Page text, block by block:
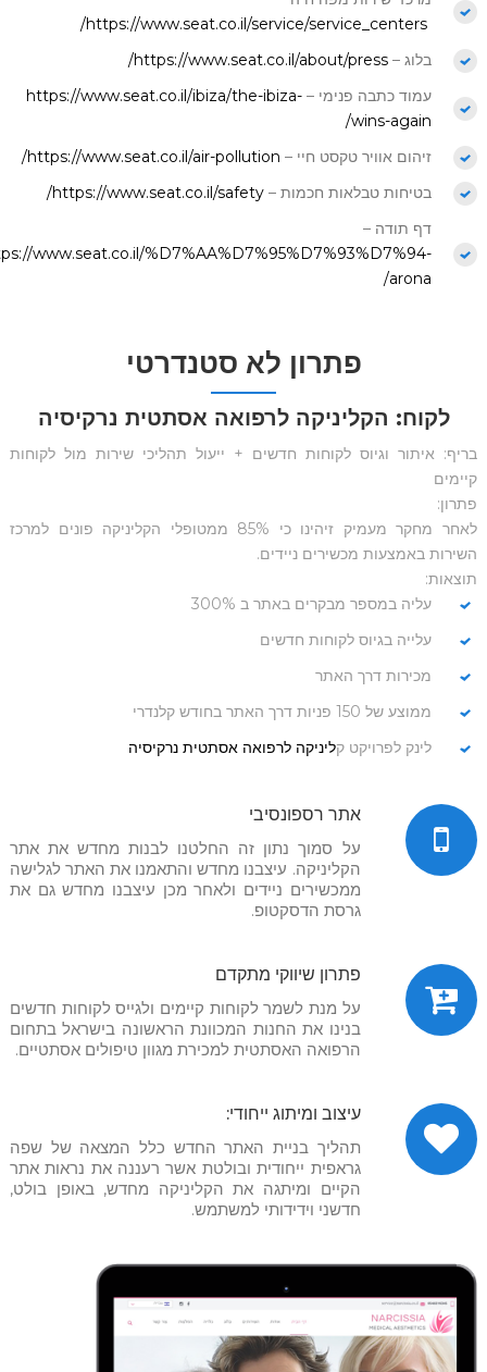
https://www.seat.co.il/service/service_centers/
בלוג – https://www.seat.co.il/about/press/
עמוד כתבה פנימי – https://www.seat.co.il/ibiza/the-ibiza-
wins-again/
זיהום אוויר טקסט חיי – https://www.seat.co.il/air-pollution/
בטיחות טבלאות חכמות –https://www.seat.co.il/safety/
דף תודה –
www.seat.co.il/%D7%AA%D7%95%D7%93%D7%94-
arona/
פתרון לא סטנדרטי
לקוח: הקליניקה לרפואה אסתטית נרקיסיה
בריף: איתור וגיוס לקוחות חדשים + ייעול תהליכי שירות מול לקוחות
קיימים
פתרון:
לאחר מחקר מעמיק זיהינו כי 85% ממטופלי הקליניקה פונים למרכז
השירות באמצעות מכשירים ניידים.
תוצאות:
עליה במספר מבקרים באתר ב 300%
עלייה בגיוס לקוחות חדשים
מכירות דרך האתר
ממוצע של 150 פניות דרך האתר בחודש קלנדרי
לינק לפרויקט קליניקה לרפואה אסתטית נרקיסיה
אתר רספונסיבי
על סמוך נתון זה החלטנו לבנות מחדש את אתר
הקליניקה. עיצבנו מחדש והתאמנו את האתר לגלישה
ממכשירים ניידים ולאחר מכן עיצבנו מחדש גם את
גרסת הדסקטופ.
פתרון שיווקי מתקדם
על מנת לשמר לקוחות קיימים ולגייס לקוחות חדשים
בנינו את החנות המכוונת הראשונה בישראל בתחום
הרפואה האסתטית למכירת מגוון טיפולים אסתטיים.
עיצוב ומיתוג ייחודי:
תהליך בניית האתר החדש כלל המצאה של שפה
גראפית ייחודית ובולטת אשר רעננה את נראות אתר
הקיים ומיתגה את הקליניקה מחדש, באופן בולט,
חדשני וידידותי למשתמש.